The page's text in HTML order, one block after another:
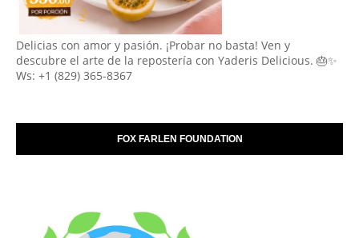
Delicias con amor y pasión. ¡Probar no basta! Ven y
descubre el arte de la repostería con Yaderis Delicious. 🎂✨
Ws: +1 (829) 365-8367
FOX FARLEN FOUNDATION